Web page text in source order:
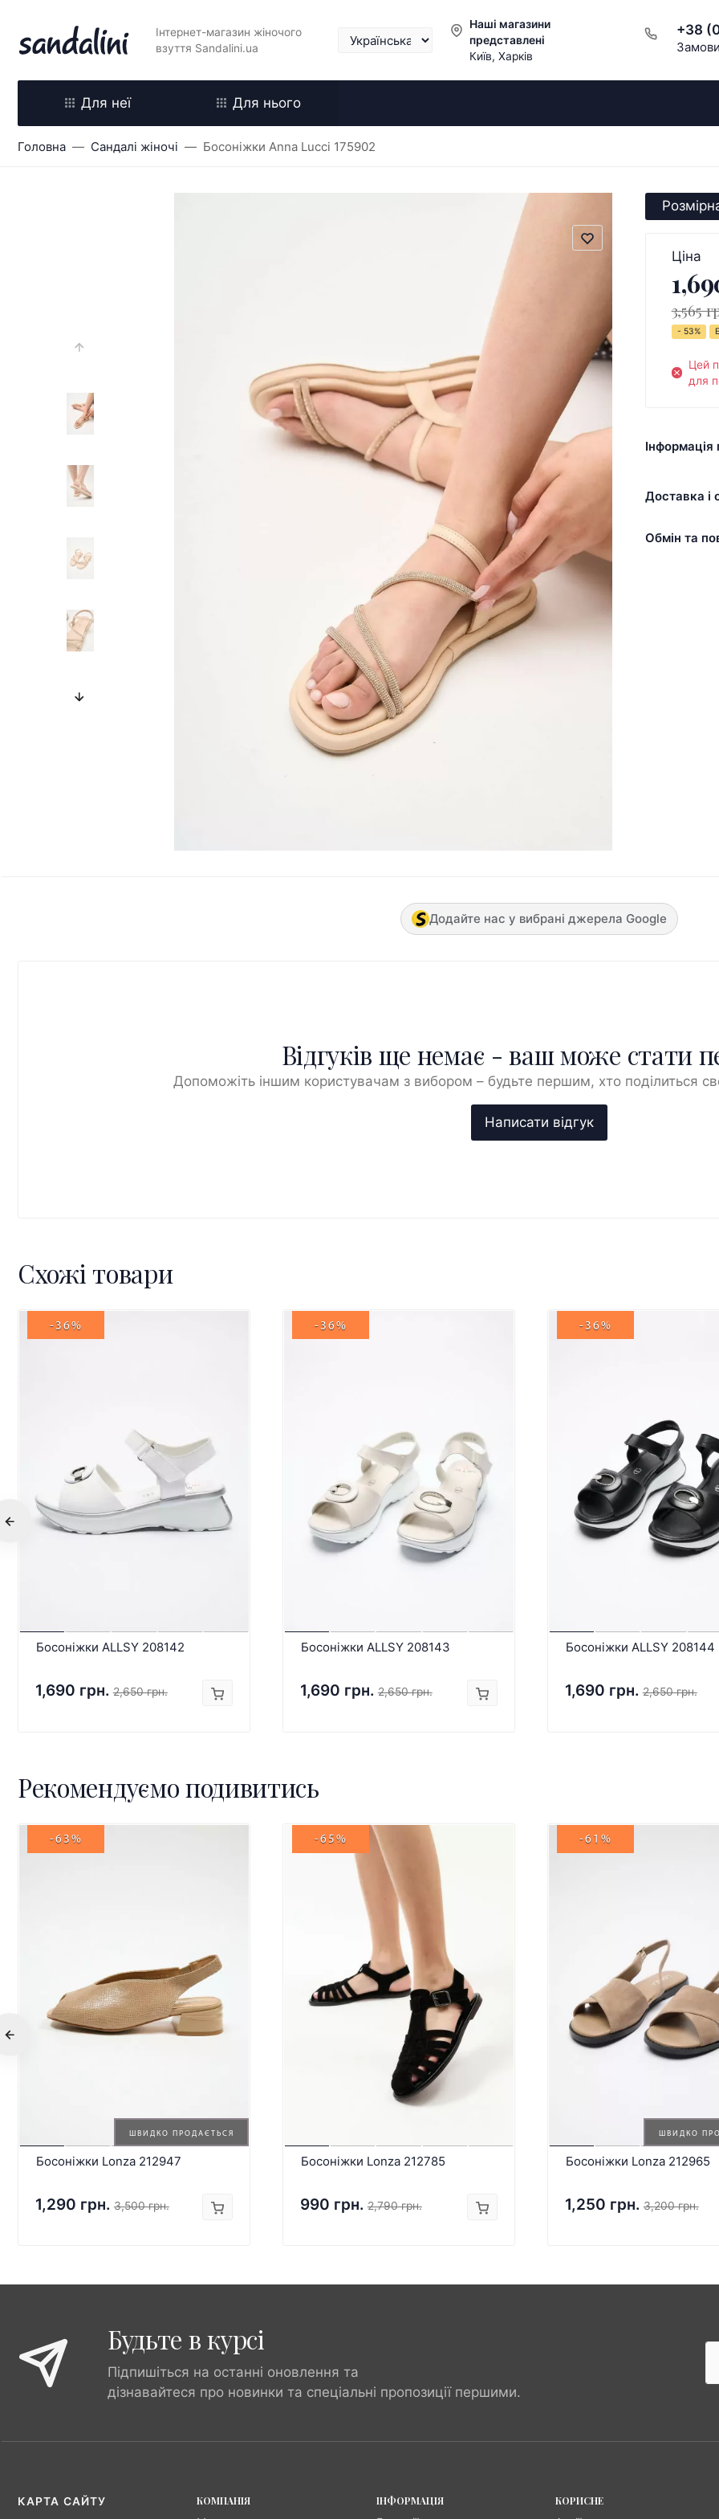
Інтернет-магазин жіночого
взуття Sandalini.ua
Наші магазини
представлені
Київ, Харків
+38
Для неї Для нього
Головна Сандалі жіночі Босоніжки Anna Lucci 175902
Ціна
3,565
- 53%
Цей
для
Інформація
Доставка і
Обмін та
Додайте нас у вибрані джерела Google
Відгуків ще немає - ваш може стати
Допоможіть іншим користувачам з вибором – будьте першим, хто поділиться
Схожі товари
-36%
Босоніжки ALLSY 208142
1,690 грн. 2,650 грн.
-36%
Босоніжки ALLSY 208143
1,690 грн. 2,650 грн.
-36%
Босоніжки ALLSY 208144
1,690 грн. 2,650 грн.
Рекомендуємо подивитись
ШВИДКО ПРОДАЄТЬСЯ
-63%
Босоніжки Lonza 212947
1,290 грн. 3,500 грн.
-65%
Босоніжки Lonza 212785
990 грн. 2,790 грн.
ШВИДКО
-61%
Босоніжки Lonza 212965
1,250 грн. 3,200 грн.
Будьте в курсі
Підпишіться на останні оновлення та
дізнавайтеся про новинки та спеціальні пропозиції першими.
КАРТА САЙТУ
КОМПАНІЯ
ІНФОРМАЦІЯ
КОРИСНЕ